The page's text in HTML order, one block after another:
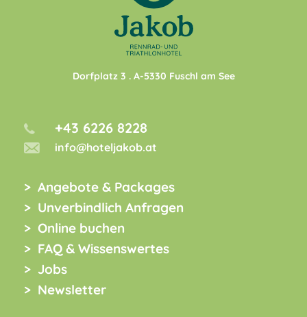
Dorfplatz 3 . A-5330 Fuschl am See
+43 6226 8228
info@hoteljakob.at
Angebote & Packages
Unverbindlich Anfragen
Online buchen
FAQ & Wissenswertes
Jobs
Newsletter